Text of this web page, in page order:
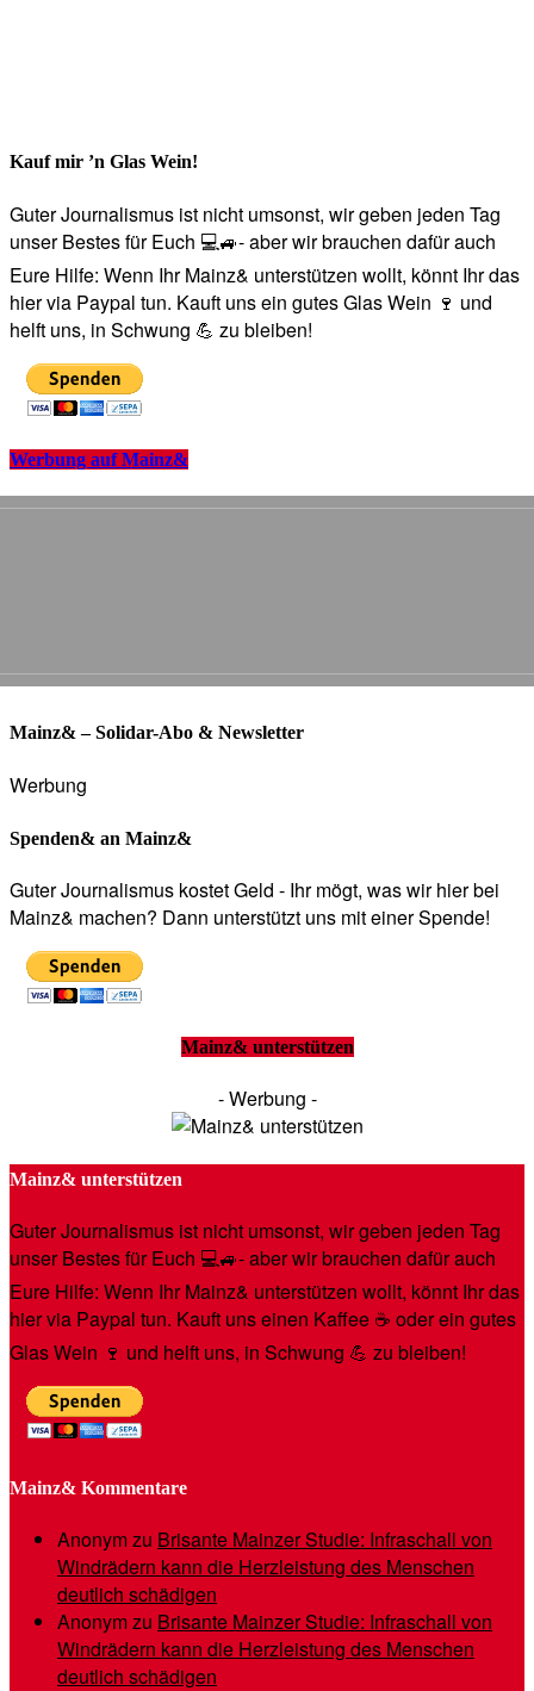
Kauf mir ’n Glas Wein!
Guter Journalismus ist nicht umsonst, wir geben jeden Tag
unser Bestes für Euch 💻🚙- aber wir brauchen dafür auch
Eure Hilfe: Wenn Ihr Mainz& unterstützen wollt, könnt Ihr das
hier via Paypal tun. Kauft uns ein gutes Glas Wein 🍷 und
helft uns, in Schwung 💪 zu bleiben!
Werbung auf Mainz&
Mainz& – Solidar-Abo & Newsletter
Werbung
Spenden& an Mainz&
Guter Journalismus kostet Geld - Ihr mögt, was wir hier bei
Mainz& machen? Dann unterstützt uns mit einer Spende!
Mainz& unterstützen
- Werbung -
Mainz& unterstützen
Guter Journalismus ist nicht umsonst, wir geben jeden Tag
unser Bestes für Euch 💻🚙- aber wir brauchen dafür auch
Eure Hilfe: Wenn Ihr Mainz& unterstützen wollt, könnt Ihr das
hier via Paypal tun. Kauft uns einen Kaffee ☕️ oder ein gutes
Glas Wein 🍷 und helft uns, in Schwung 💪 zu bleiben!
Mainz& Kommentare
Anonymzu Brisante Mainzer Studie: Infraschall von
Windrädern kann die Herzleistung des Menschen
deutlich schädigen
Anonymzu Brisante Mainzer Studie: Infraschall von
Windrädern kann die Herzleistung des Menschen
deutlich schädigen